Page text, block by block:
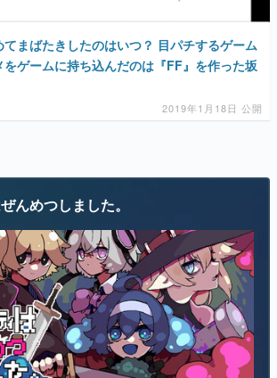
まばたきしたのはいつ？ 目パチするゲーム
ゲームに持ち込んだのは『FF』を作った坂
2019年1月18日 公開
んめつしました。